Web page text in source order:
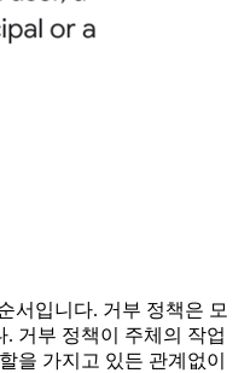
서입니다. 거부 정책은 모
거부 정책이 주체의 작업
을 가지고 있든 관계없이